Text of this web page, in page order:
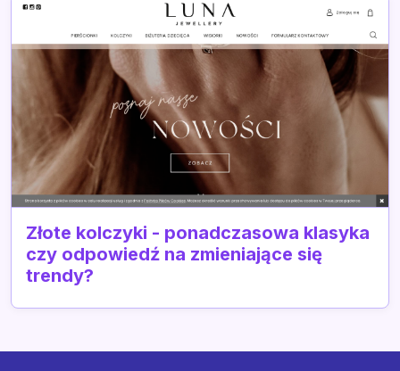
Złote kolczyki - ponadczasowa klasyka
czy odpowiedź na zmieniające się
trendy?